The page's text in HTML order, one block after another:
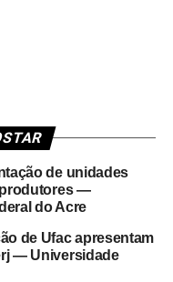
de unidades
—
do Acre
de Ufac apresentam
— Universidade